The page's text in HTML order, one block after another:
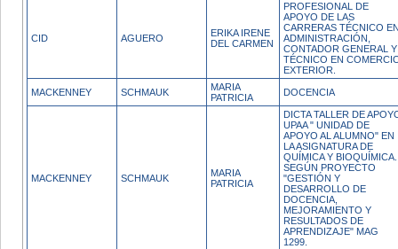
CID AGUERO
ERIKA IRENE
DEL CARMEN
PROFESIONAL DE
APOYO DE LAS
CARRERAS TÉCNICO
ADMINISTRACIÓN,
CONTADOR GENERAL Y
TÉCNICO EN
EXTERIOR.
MACKENNEY SCHMAUK
MARIA
PATRICIA
DOCENCIA
MACKENNEY SCHMAUK
MARIA
PATRICIA
DICTA TALLER DE
UPAA " UNIDAD DE
APOYO AL ALUMNO" EN
LA ASIGNATURA DE
QUÍMICA Y BIOQUÍMICA.
SEGÚN PROYECTO
"GESTIÓN Y
DESARROLLO DE
DOCENCIA,
MEJORAMIENTO Y
RESULTADOS DE
APRENDIZAJE" MAG
1299.